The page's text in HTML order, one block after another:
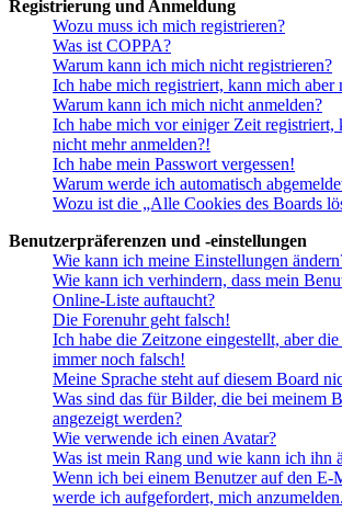
Registrierung und Anmeldung
Wozu muss ich mich registrieren?
Was ist COPPA?
Warum kann ich mich nicht registrieren?
Ich habe mich registriert, kann mich aber
Warum kann ich mich nicht anmelden?
Ich habe mich vor einiger Zeit registriert,
nicht mehr anmelden?!
Ich habe mein Passwort vergessen!
Warum werde ich automatisch
Wozu ist die „Alle Cookies des Boards
Benutzerpräferenzen und -einstellungen
Wie kann ich meine Einstellungen
Wie kann ich verhindern, dass mein
Online-Liste auftaucht?
Die Forenuhr geht falsch!
Ich habe die Zeitzone eingestellt, aber
immer noch falsch!
Meine Sprache steht auf diesem Board
Was sind das für Bilder, die bei meinem
angezeigt werden?
Wie verwende ich einen Avatar?
Was ist mein Rang und wie kann ich ihn
Wenn ich bei einem Benutzer auf den
werde ich aufgefordert, mich anzumelden.